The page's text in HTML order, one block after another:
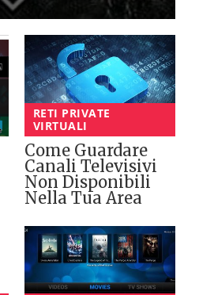
RETI PRIVATE
VIRTUALI
Come Guardare
Canali Televisivi
Non Disponibili
Nella Tua Area